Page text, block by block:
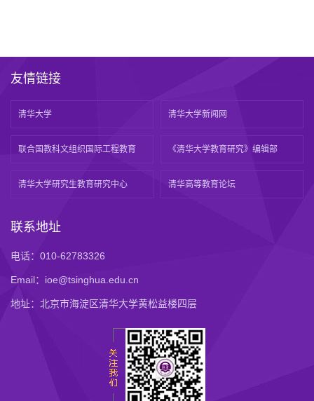
友情链接
清华大学 清华大学新闻网
联合国教科文组织国际工程教育 《清华大学教育研究》编辑部
清华大学研究生教育研究中心 清华高等教育论坛
联系地址
电话：010-62783326
Email：ioe@tsinghua.edu.cn
地址：北京市海淀区清华大学黄松益楼四层